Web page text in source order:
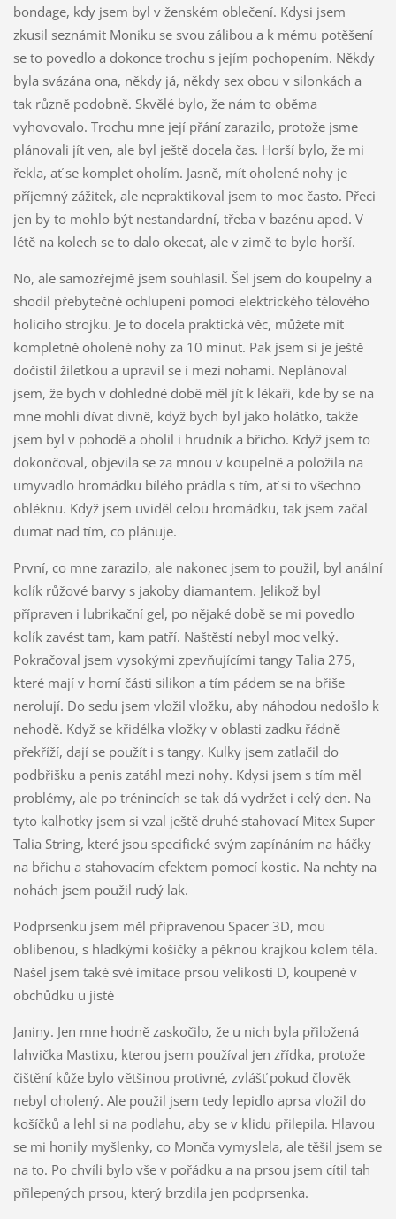
bondage, kdy jsem byl v ženském oblečení. Kdysi jsem
zkusil seznámit Moniku se svou zálibou a k mému potěšení
se to povedlo a dokonce trochu s jejím pochopením. Někdy
byla svázána ona, někdy já, někdy sex obou v silonkách a
tak různě podobně. Skvělé bylo, že nám to oběma
vyhovovalo. Trochu mne její přání zarazilo, protože jsme
plánovali jít ven, ale byl ještě docela čas. Horší bylo, že mi
řekla, ať se komplet oholím. Jasně, mít oholené nohy je
příjemný zážitek, ale nepraktikoval jsem to moc často. Přeci
jen by to mohlo být nestandardní, třeba v bazénu apod. V
létě na kolech se to dalo okecat, ale v zimě to bylo horší.
No, ale samozřejmě jsem souhlasil. Šel jsem do koupelny a
shodil přebytečné ochlupení pomocí elektrického tělového
holicího strojku. Je to docela praktická věc, můžete mít
kompletně oholené nohy za 10 minut. Pak jsem si je ještě
dočistil žiletkou a upravil se i mezi nohami. Neplánoval
jsem, že bych v dohledné době měl jít k lékaři, kde by se na
mne mohli dívat divně, když bych byl jako holátko, takže
jsem byl v pohodě a oholil i hrudník a břicho. Když jsem to
dokončoval, objevila se za mnou v koupelně a položila na
umyvadlo hromádku bílého prádla s tím, ať si to všechno
obléknu. Když jsem uviděl celou hromádku, tak jsem začal
dumat nad tím, co plánuje.
První, co mne zarazilo, ale nakonec jsem to použil, byl anální
kolík růžové barvy s jakoby diamantem. Jelikož byl
přípraven i lubrikační gel, po nějaké době se mi povedlo
kolík zavést tam, kam patří. Naštěstí nebyl moc velký.
Pokračoval jsem vysokými zpevňujícími tangy Talia 275,
které mají v horní části silikon a tím pádem se na břiše
nerolují. Do sedu jsem vložil vložku, aby náhodou nedošlo k
nehodě. Když se křidélka vložky v oblasti zadku řádně
překříží, dají se použít i s tangy. Kulky jsem zatlačil do
podbřišku a penis zatáhl mezi nohy. Kdysi jsem s tím měl
problémy, ale po trénincích se tak dá vydržet i celý den. Na
tyto kalhotky jsem si vzal ještě druhé stahovací Mitex Super
Talia String, které jsou specifické svým zapínáním na háčky
na břichu a stahovacím efektem pomocí kostic. Na nehty na
nohách jsem použil rudý lak.
Podprsenku jsem měl připravenou Spacer 3D, mou
oblíbenou, s hladkými košíčky a pěknou krajkou kolem těla.
Našel jsem také své imitace prsou velikosti D, koupené v
obchůdku u jisté
Janiny. Jen mne hodně zaskočilo, že u nich byla přiložená
lahvička Mastixu, kterou jsem používal jen zřídka, protože
čištění kůže bylo většinou protivné, zvlášť pokud člověk
nebyl oholený. Ale použil jsem tedy lepidlo aprsa vložil do
košíčků a lehl si na podlahu, aby se v klidu přilepila. Hlavou
se mi honily myšlenky, co Monča vymyslela, ale těšil jsem se
na to. Po chvíli bylo vše v pořádku a na prsou jsem cítil tah
přilepených prsou, který brzdila jen podprsenka.